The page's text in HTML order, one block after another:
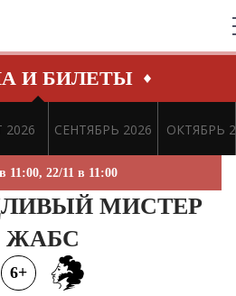
И БИЛЕТЫ
2026 СЕНТЯБРЬ 2026 ОКТЯБРЬ
11:00, 22/11 в 11:00
МИСТЕР
ЖАБС
6+